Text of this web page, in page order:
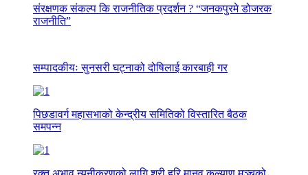
संरक्षणक संकल्प कि राजनीतिक प्रदर्शन ? “जनकपुरमे डोजरक
राजनीति”
सम्पादकीयः सुनसरी घट्नाको दोषिलाई कारबाही गर
पिछडावर्ग महासभाको केन्द्रीय समितिको विस्तारित बैठक
समपन्न